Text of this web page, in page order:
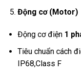
Động cơ (Motor)
Động cơ điện 1
Tiêu chuẩn cách
IP68,Class F